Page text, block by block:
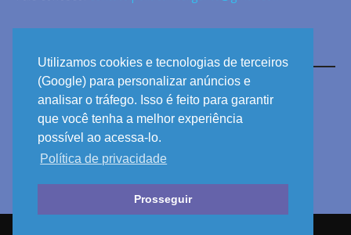
Utilizamos cookies e tecnologias de terceiros
(Google) para personalizar anúncios e
analisar o tráfego. Isso é feito para garantir
que você tenha a melhor experiência
possível ao acessa-lo.
Política de privacidade
Prosseguir
LINKS
ANUNCIE
PRIVACIDADE
CONTATO